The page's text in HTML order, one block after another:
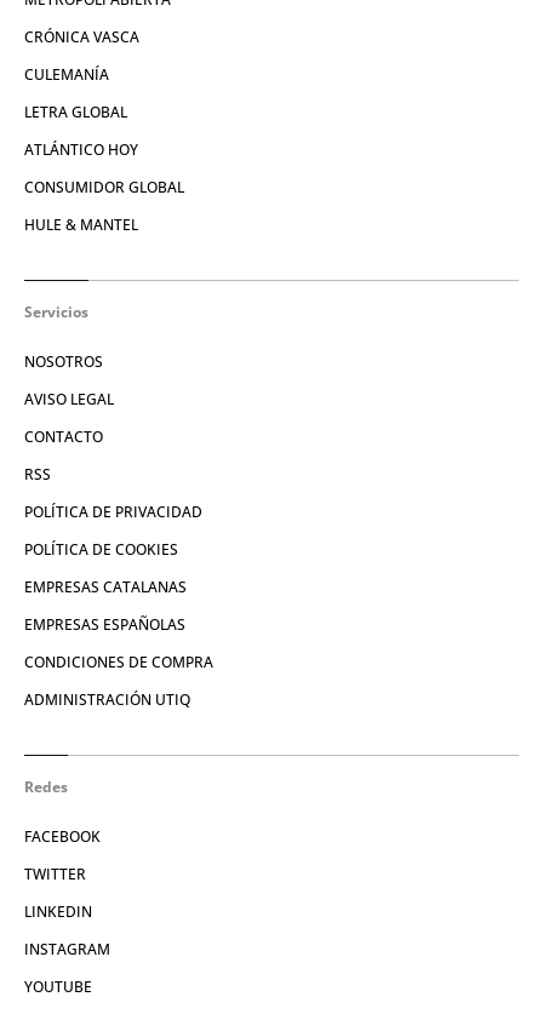
CRÓNICA VASCA
CULEMANÍA
LETRA GLOBAL
ATLÁNTICO HOY
CONSUMIDOR GLOBAL
HULE & MANTEL
Servicios
NOSOTROS
AVISO LEGAL
CONTACTO
RSS
POLÍTICA DE PRIVACIDAD
POLÍTICA DE COOKIES
EMPRESAS CATALANAS
EMPRESAS ESPAÑOLAS
CONDICIONES DE COMPRA
ADMINISTRACIÓN UTIQ
Redes
FACEBOOK
TWITTER
LINKEDIN
INSTAGRAM
YOUTUBE